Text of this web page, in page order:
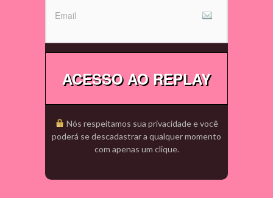
ACESSO AO REPLAY
Nós respeitamos sua privacidade e você
poderá se descadastrar a qualquer momento
com apenas um clique.